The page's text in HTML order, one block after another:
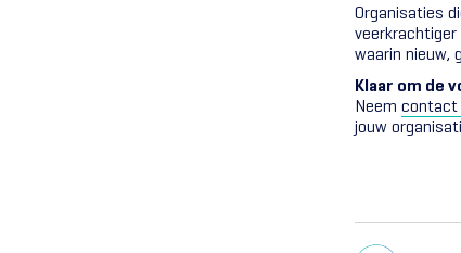
Organisaties
waarin nieuw,
Klaar om de
Neem contact
jouw